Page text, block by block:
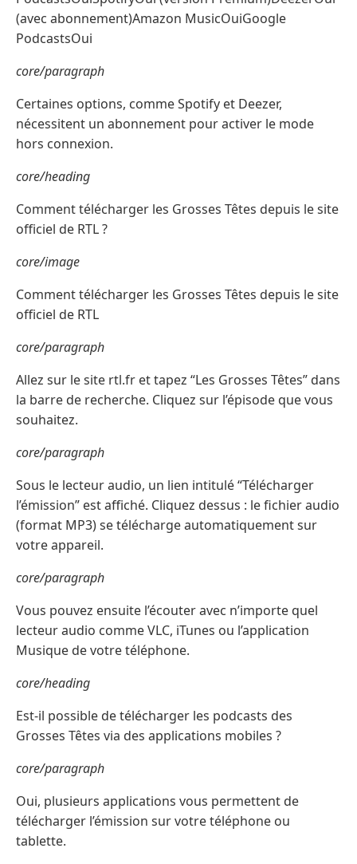
(avec abonnement)Amazon MusicOuiGoogle
PodcastsOui
core/paragraph
Certaines options, comme Spotify et Deezer,
nécessitent un abonnement pour activer le mode
hors connexion.
core/heading
Comment télécharger les Grosses Têtes depuis le site
officiel de RTL ?
core/image
Comment télécharger les Grosses Têtes depuis le site
officiel de RTL
core/paragraph
Allez sur le site rtl.fr et tapez “Les Grosses Têtes” dans
la barre de recherche. Cliquez sur l’épisode que vous
souhaitez.
core/paragraph
Sous le lecteur audio, un lien intitulé “Télécharger
l’émission” est affiché. Cliquez dessus : le fichier audio
(format MP3) se télécharge automatiquement sur
votre appareil.
core/paragraph
Vous pouvez ensuite l’écouter avec n’importe quel
lecteur audio comme VLC, iTunes ou l’application
Musique de votre téléphone.
core/heading
Est-il possible de télécharger les podcasts des
Grosses Têtes via des applications mobiles ?
core/paragraph
Oui, plusieurs applications vous permettent de
télécharger l’émission sur votre téléphone ou
tablette.